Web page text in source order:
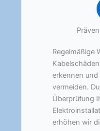
Regelmäßige
erkennen und
vermeiden.
Überprüfung
erhöhen wir